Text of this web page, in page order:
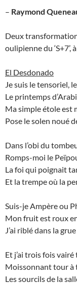
– Raymond
Deux
oulipienne du
El Desdonado
Je suis le tensoriel,
Le printemps
Ma simple étole est
Pose le solen noué
Dans l’obi du
Romps-moi le
La foi qui poignait
Et la trempe où la
Suis-je Ampère ou
Mon fruit est roux
J’ai riblé dans la
Et j’ai trois fois
Moissonnant tour à
Les sourcils de la